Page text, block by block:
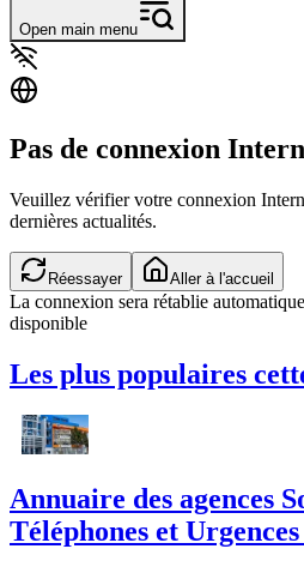
Open main menu
Pas de connexion
Veuillez vérifier votre connexion
dernières actualités.
Réessayer Aller à l'accueil
La connexion sera rétablie
disponible
Les plus populaires
Annuaire des agences
Téléphones et